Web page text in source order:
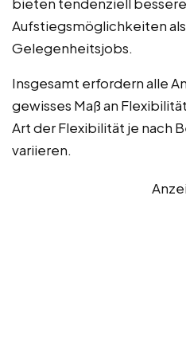
Aufstiegsmöglichkeiten
Gelegenheitsjobs.
Insgesamt erfordern alle
gewisses Maß an
Art der Flexibilität je nach
variieren.